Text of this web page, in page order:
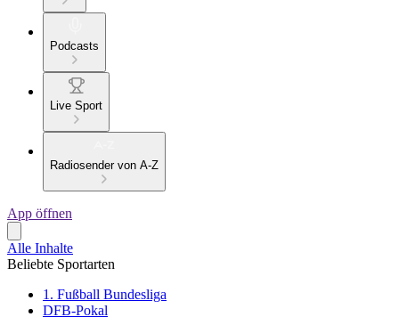
Podcasts
Live Sport
Radiosender von A-Z
App öffnen
Alle Inhalte
Beliebte Sportarten
1. Fußball Bundesliga
DFB-Pokal